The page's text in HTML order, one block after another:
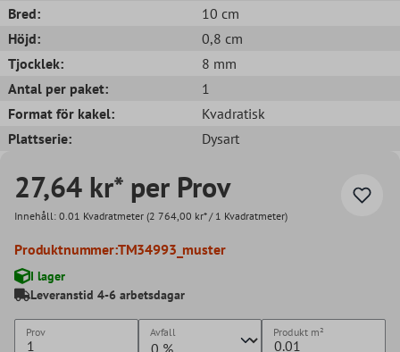
Bred:
10 cm
Höjd:
0,8 cm
Tjocklek:
8 mm
Antal per paket:
1
Format för kakel:
Kvadratisk
Plattserie:
Dysart
27,64 kr* per Prov
Innehåll: 0.01 Kvadratmeter (2 764,00 kr* / 1 Kvadratmeter)
Produktnummer:TM34993_muster
I lager
Leveranstid 4-6 arbetsdagar
Prov Avfall Produkt m²